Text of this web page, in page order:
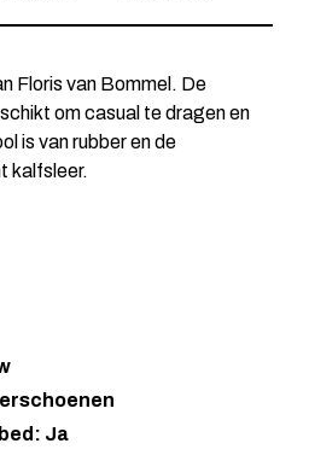
Floris van Bommel. De
om casual te dragen en
is van rubber en de
kalfsleer.
Ja